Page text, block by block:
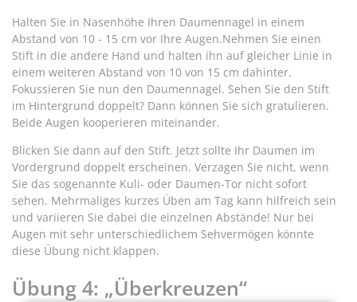
Halten Sie in Nasenhöhe Ihren Daumennagel in einem
Abstand von 10 - 15 cm vor Ihre Augen.Nehmen Sie einen
Stift in die andere Hand und halten ihn auf gleicher Linie in
einem weiteren Abstand von 10 von 15 cm dahinter.
Fokussieren Sie nun den Daumennagel. Sehen Sie den Stift
im Hintergrund doppelt? Dann können Sie sich gratulieren.
Beide Augen kooperieren miteinander.
Blicken Sie dann auf den Stift. Jetzt sollte Ihr Daumen im
Vordergrund doppelt erscheinen. Verzagen Sie nicht, wenn
Sie das sogenannte Kuli- oder Daumen-Tor nicht sofort
sehen. Mehrmaliges kurzes Üben am Tag kann hilfreich sein
und variieren Sie dabei die einzelnen Abstände! Nur bei
Augen mit sehr unterschiedlichem Sehvermögen könnte
diese Übung nicht klappen.
Übung 4: „Überkreuzen“